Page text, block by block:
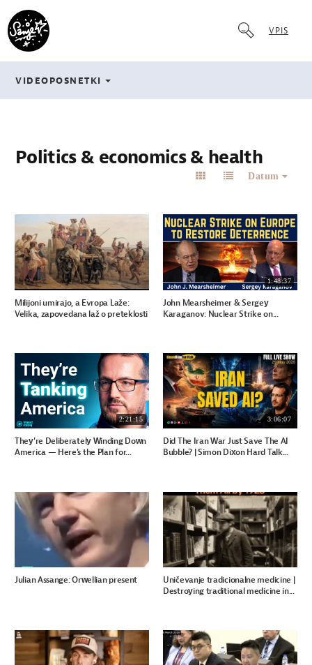
VPIS
VIDEOPOSNETKI
Politics & economics & health
Datum
Milijoni umirajo, a Evropa Laže:
Velika, zapovedana laž o preteklosti
1:48:37
John Mearsheimer & Sergey
Karaganov: Nuclear Strike on...
2:21:15
They're Deliberately Winding Down
America — Here's the Plan for...
3:06:07
Did The Iran War Just Save The AI
Bubble? | Simon Dixon Hard Talk...
Julian Assange: Orwellian present
Uničevanje tradicionalne medicine |
Destroying traditional medicine in...